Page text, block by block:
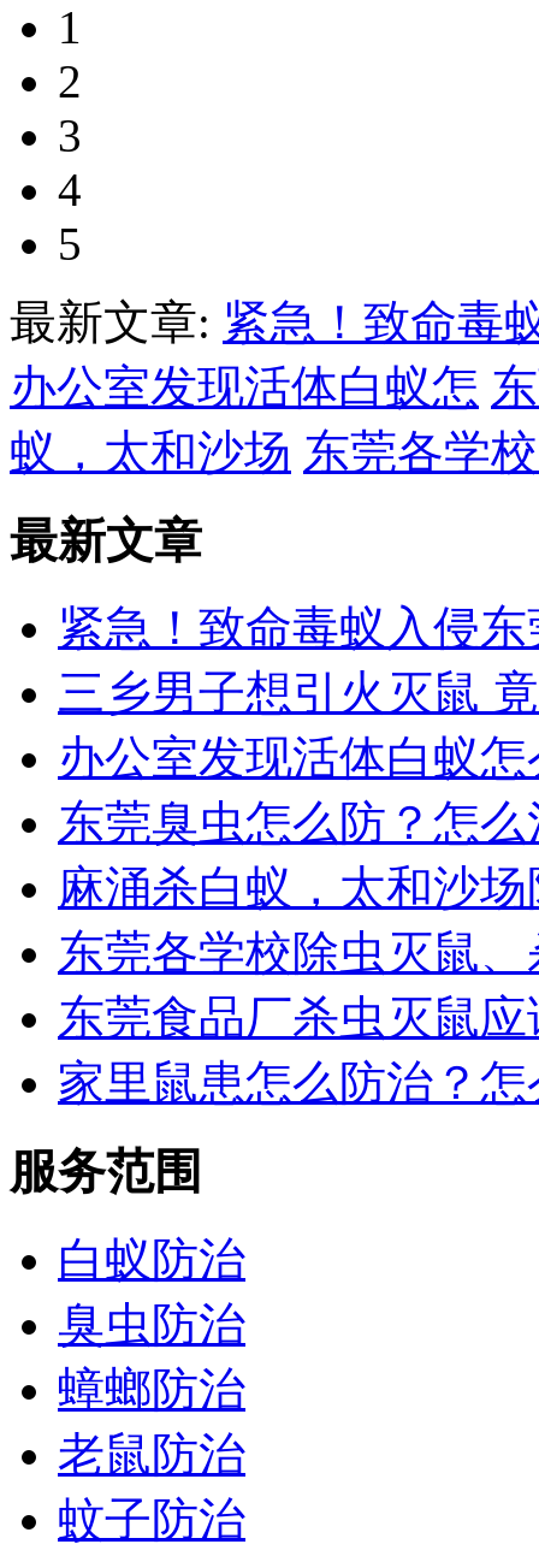
1
2
3
4
5
最新文章: 紧急！致命毒
办公室发现活体白蚁怎
蚁，太和沙场 东莞各学
最新文章
紧急！致命毒蚁入侵
三乡男子想引火灭鼠
办公室发现活体白蚁
东莞臭虫怎么防？怎么
麻涌杀白蚁，太和沙
东莞各学校除虫灭鼠
东莞食品厂杀虫灭鼠
家里鼠患怎么防治？
服务范围
白蚁防治
臭虫防治
蟑螂防治
老鼠防治
蚊子防治